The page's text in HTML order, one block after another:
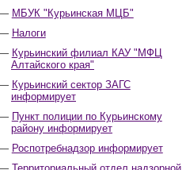
МБУК "Курьинская МЦБ"
Налоги
Курьинский филиал КАУ "МФЦ
Алтайского края"
Курьинский сектор ЗАГС
информирует
Пункт полиции по Курьинскому
району информирует
Роспотребнадзор информирует